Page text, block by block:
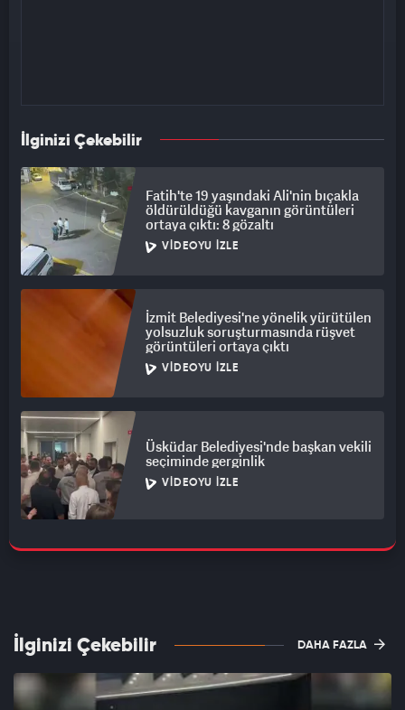
İlginizi Çekebilir
Fatih'te 19 yaşındaki Ali'nin bıçakla
öldürüldüğü kavganın görüntüleri
ortaya çıktı: 8 gözaltı
VIDEOYU İZLE
İzmit Belediyesi'ne yönelik yürütülen
yolsuzluk soruşturmasında rüşvet
görüntüleri ortaya çıktı
VIDEOYU İZLE
Üsküdar Belediyesi'nde başkan vekili
seçiminde gerginlik
VIDEOYU İZLE
İlginizi Çekebilir DAHA FAZLA